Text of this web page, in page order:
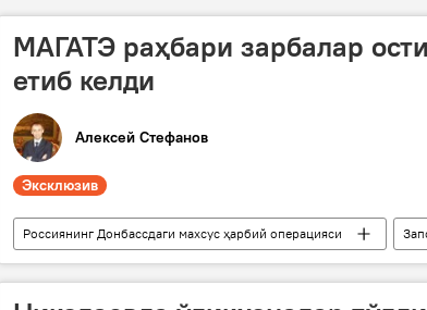
МАГАТЭ раҳбари зарбалар
етиб келди
Алексей Стефанов
Эксклюзив
Россиянинг Донбассдаги махсус ҳарбий операцияси